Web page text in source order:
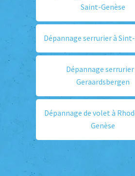
Saint-Genèse
Dépannage serrurier à
Dépannage serrurier
Geraardsbergen
Dépannage de volet à
Genèse